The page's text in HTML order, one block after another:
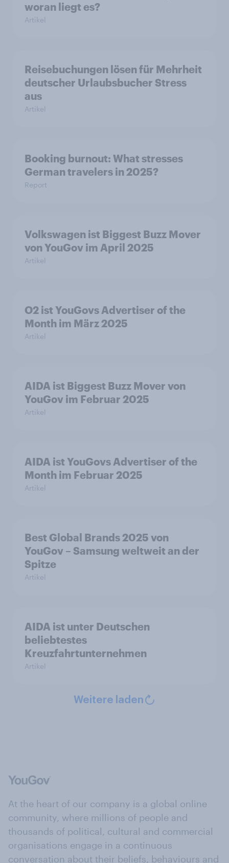
woran liegt es?
Artikel
Reisebuchungen lösen für Mehrheit
deutscher Urlaubsbucher Stress
aus
Artikel
Booking burnout: What stresses
German travelers in 2025?
Report
Volkswagen ist Biggest Buzz Mover
von YouGov im April 2025
Artikel
O2 ist YouGovs Advertiser of the
Month im März 2025
Artikel
AIDA ist Biggest Buzz Mover von
YouGov im Februar 2025
Artikel
AIDA ist YouGovs Advertiser of the
Month im Februar 2025
Artikel
Best Global Brands 2025 von
YouGov – Samsung weltweit an der
Spitze
Artikel
AIDA ist unter Deutschen
beliebtestes
Kreuzfahrtunternehmen
Artikel
Weitere laden
At the heart of our company is a global online
community, where millions of people and
thousands of political, cultural and commercial
organisations engage in a continuous
conversation about their beliefs, behaviours and